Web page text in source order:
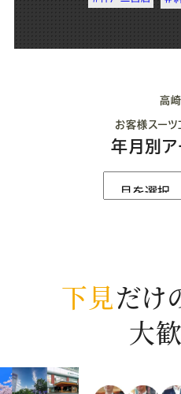
高
お客様スーツ
年月別ア
下見だけ
大